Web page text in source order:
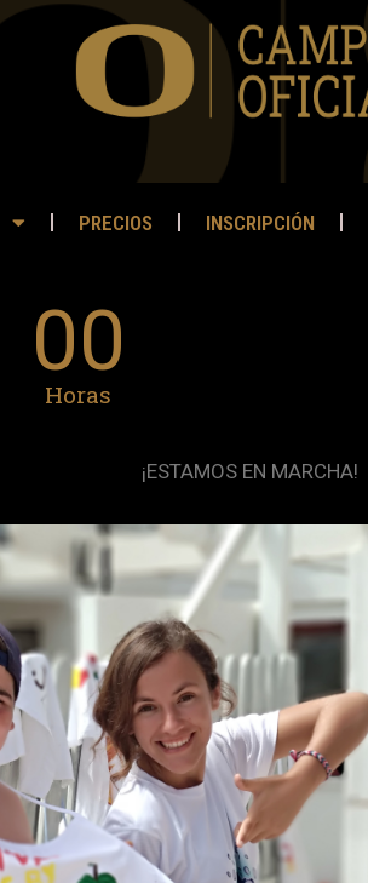
PRECIOS INSCRIPCIÓN
00
Horas
¡ESTAMOS EN MARCHA!